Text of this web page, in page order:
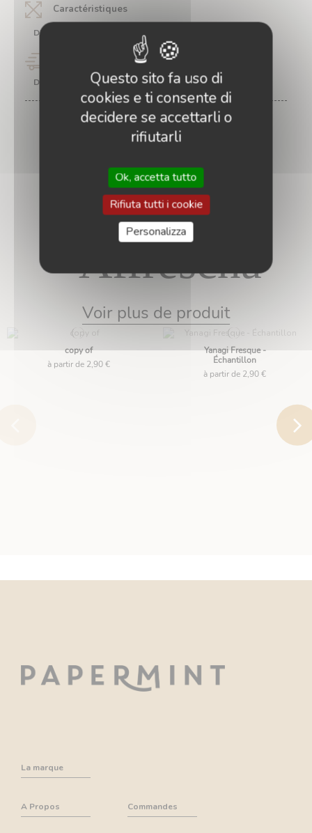
Caractéristiques
Dimensions : 20 x 26 cm Approx.
Départ Atelier (délai indicatif) :
Campione
• Affrescha
Voir plus de produit
copy of
à partir de 2,90 €
Yanagi Fresque -
Échantillon
à partir de 2,90 €
La marque
A Propos Commandes
Questo sito fa uso di
cookies e ti consente di
decidere se accettarli o
rifiutarli
Ok, accetta tutto
Rifiuta tutti i cookie
Personalizza